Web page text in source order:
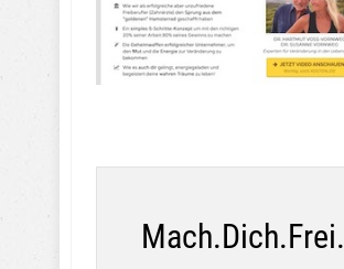
Mach.Dich.Frei.